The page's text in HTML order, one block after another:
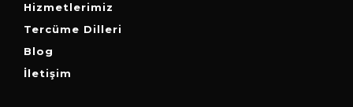
Hizmetlerimiz
Tercüme Dilleri
Blog
İletişim